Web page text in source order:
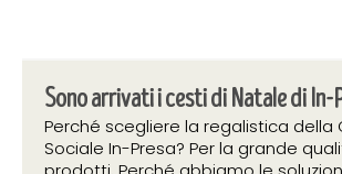
Sono arrivati i cesti di Natale di In-
Perché scegliere la regalistica della
Sociale In-Presa? Per la grande